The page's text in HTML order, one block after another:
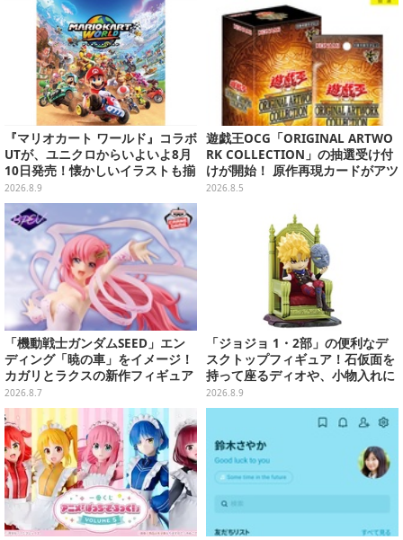
『マリオカート ワールド』コラボ
UTが、ユニクロからいよいよ8月
10日発売！懐かしいイラストも揃
えた全12種類
2026.8.9
遊戯王OCG「ORIGINAL ARTWO
RK COLLECTION」の抽選受け付
けが開始！ 原作再現カードがアツ
いスペシャルパック
2026.8.5
「機動戦士ガンダムSEED」エン
ディング「暁の車」をイメージ！
カガリとラクスの新作フィギュア
がプライズに
2026.8.7
「ジョジョ 1・2部」の便利なデ
スクトップフィギュア！石仮面を
持って座るディオや、小物入れに
なるツェペリなどズラリ
2026.8.9